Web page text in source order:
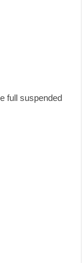
full suspended